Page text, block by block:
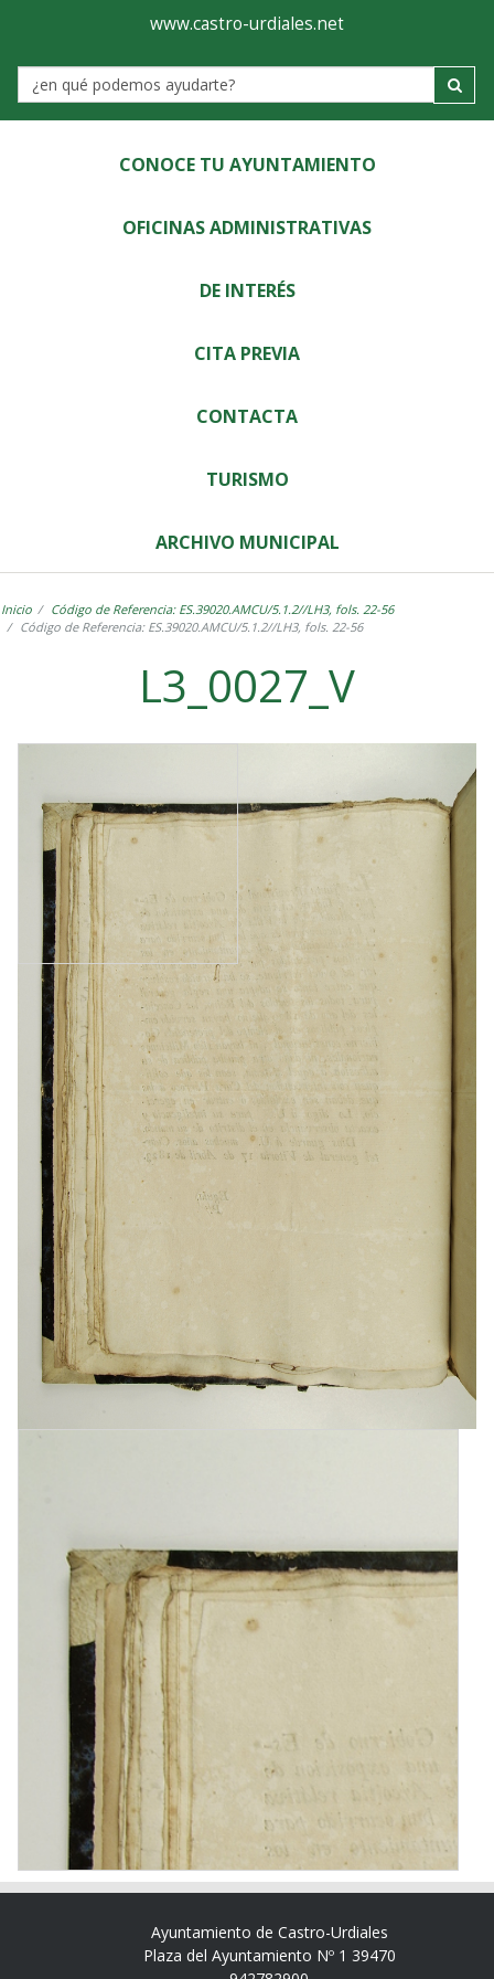
Ayuntamiento
de
Castro-
Urdiales
www.castro-urdiales.net
Label
CONOCE TU AYUNTAMIENTO
OFICINAS ADMINISTRATIVAS
DE INTERÉS
CITA PREVIA
CONTACTA
TURISMO
ARCHIVO MUNICIPAL
Inicio
Código de Referencia: ES.39020.AMCU/5.1.2//LH3, fols. 22-56
Código de Referencia: ES.39020.AMCU/5.1.2//LH3, fols. 22-56
L3_0027_V
Ayuntamiento de Castro-Urdiales
Plaza del Ayuntamiento Nº 1 39470